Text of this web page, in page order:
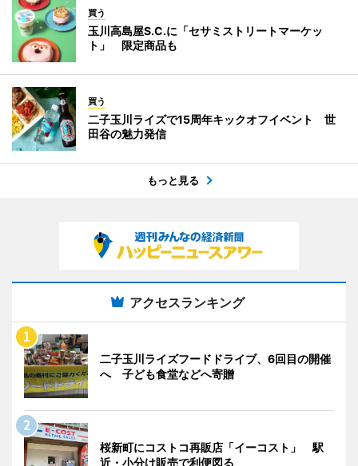
買う
玉川高島屋S.C.に「セサミストリートマーケッ
ト」 限定商品も
買う
二子玉川ライズで15周年キックオフイベント 世
田谷の魅力発信
もっと見る
アクセスランキング
二子玉川ライズフードドライブ、6回目の開催
へ 子ども食堂などへ寄贈
桜新町にコストコ再販店「イーコスト」 駅
近・小分け販売で利便図る